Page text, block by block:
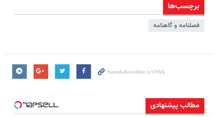
برچسب‌ها
فصلنامه و گاهنامه
مطالب پیشنهادی